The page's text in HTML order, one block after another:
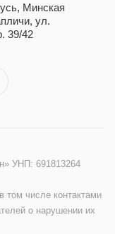
Минская
ул.
39/42
УНП: 691813264
том числе контактами
о нарушении их